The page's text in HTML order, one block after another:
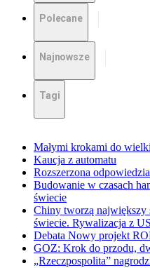
Polecane
Najnowsze
Tagi
Małymi krokami do
Kaucja z automatu
Rozszerzona
Budowanie w czasach
świecie
Chiny tworzą największy
świecie. Rywalizacja z
Debata Nowy projekt
GOZ: Krok do przodu,
„Rzeczpospolita”